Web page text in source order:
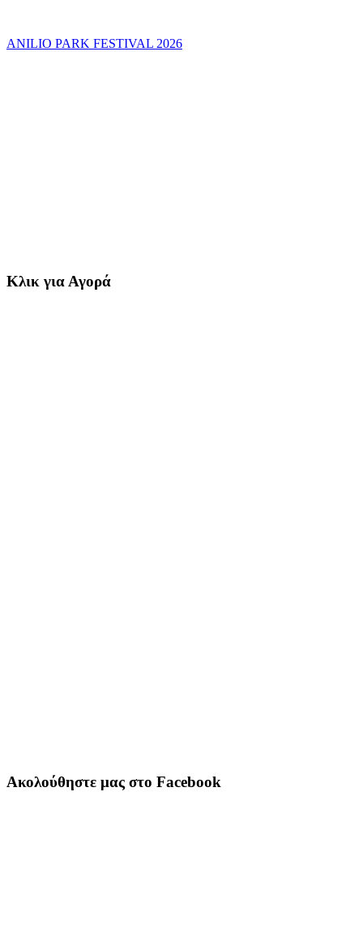
ANILIO PARK FESTIVAL 2026
Κλικ για Αγορά
Ακολούθηστε μας στο Facebook